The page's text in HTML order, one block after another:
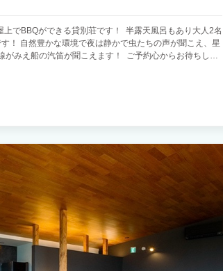
でBBQができる貸別荘です！ 半露天風呂もあり大人2名
！ 自然豊かな環境で夜は静かで虫たちの声が聞こえ、星
みえ船の汽笛が聞こえます！ ご予約心からお待ちして